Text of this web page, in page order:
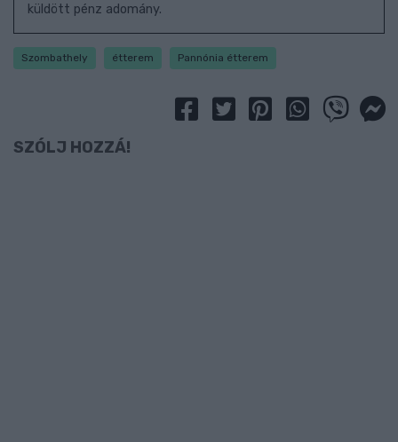
küldött pénz adomány.
Szombathely étterem Pannónia étterem
SZÓLJ HOZZÁ!